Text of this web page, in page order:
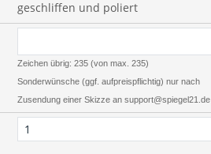
geschliffen und poliert
Zeichen übrig: 235 (von max. 235)
Sonderwünsche (ggf. aufpreispflichtig) nur nach
Zusendung einer Skizze an support@spiegel21.de